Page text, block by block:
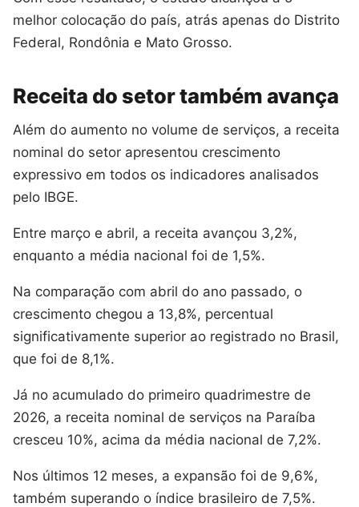
melhor colocação do país, atrás apenas do Distrito
Federal, Rondônia e Mato Grosso.
Receita do setor também avança
Além do aumento no volume de serviços, a receita
nominal do setor apresentou crescimento
expressivo em todos os indicadores analisados
pelo IBGE.
Entre março e abril, a receita avançou 3,2%,
enquanto a média nacional foi de 1,5%.
Na comparação com abril do ano passado, o
crescimento chegou a 13,8%, percentual
significativamente superior ao registrado no Brasil,
que foi de 8,1%.
Já no acumulado do primeiro quadrimestre de
2026, a receita nominal de serviços na Paraíba
cresceu 10%, acima da média nacional de 7,2%.
Nos últimos 12 meses, a expansão foi de 9,6%,
também superando o índice brasileiro de 7,5%.